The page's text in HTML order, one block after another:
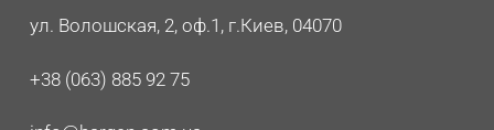
ул. Волошская, 2, оф.1, г.Киев, 04070
+38 (063) 885 92 75